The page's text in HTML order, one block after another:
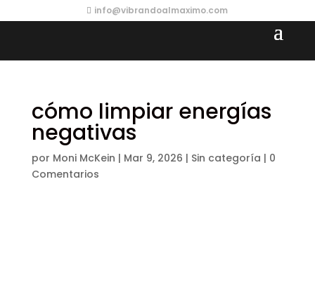
info@vibrandoalmaximo.com
cómo limpiar energías
negativas
por Moni McKein | Mar 9, 2026 | Sin categoría | 0
Comentarios